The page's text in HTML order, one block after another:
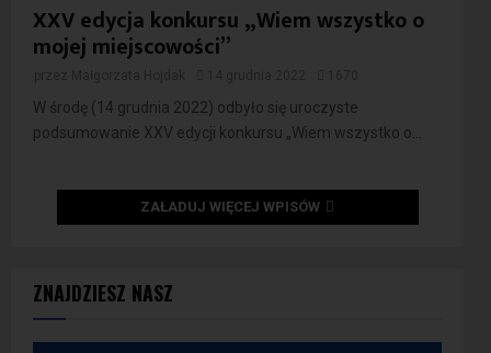
ZNAJDZIESZ NASZ
XXV edycja konkursu „Wiem wszystko o
mojej miejscowości”
W środę (14 grudnia 2022) odbyło się uroczyste
podsumowanie XXV edycji konkursu „Wiem wszystko o...
ZAŁADUJ WIĘCEJ WPISÓW